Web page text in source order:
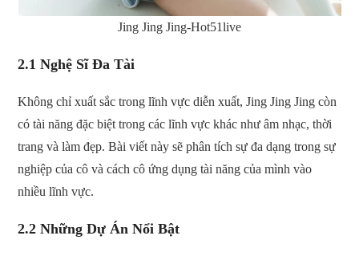
Jing Jing Jing-Hot51live
2.1 Nghệ Sĩ Đa Tài
Không chỉ xuất sắc trong lĩnh vực diễn xuất, Jing Jing Jing còn
có tài năng đặc biệt trong các lĩnh vực khác như âm nhạc, thời
trang và làm đẹp. Bài viết này sẽ phân tích sự đa dạng trong sự
nghiệp của cô và cách cô ứng dụng tài năng của mình vào
nhiều lĩnh vực.
2.2 Những Dự Án Nổi Bật